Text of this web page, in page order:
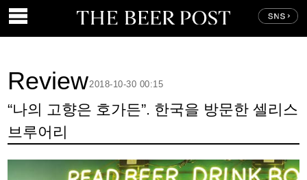
Review
“나의 고향은 호가든”. 한국을 방문한 셀리스
브루어리
2018-10-30 00:15